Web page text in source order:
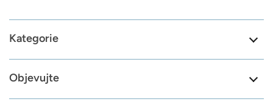
Kategorie
Objevujte